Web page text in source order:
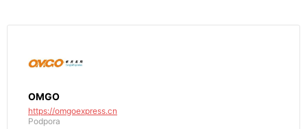
OMGO
https://omgoexpress.cn
Podpora